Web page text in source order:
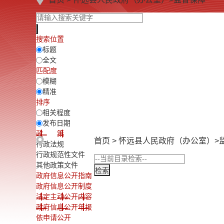
搜索位置
标题
全文
匹配度
模糊
精准
排序
相关程度
发布日期
政 策
行政法规
行政规范性文件
其他政策文件
政府信息公开指南
政府信息公开制度
法定主动公开内容
政府信息公开年报
依申请公开
首页 > 怀远县人民政府（办公室） >